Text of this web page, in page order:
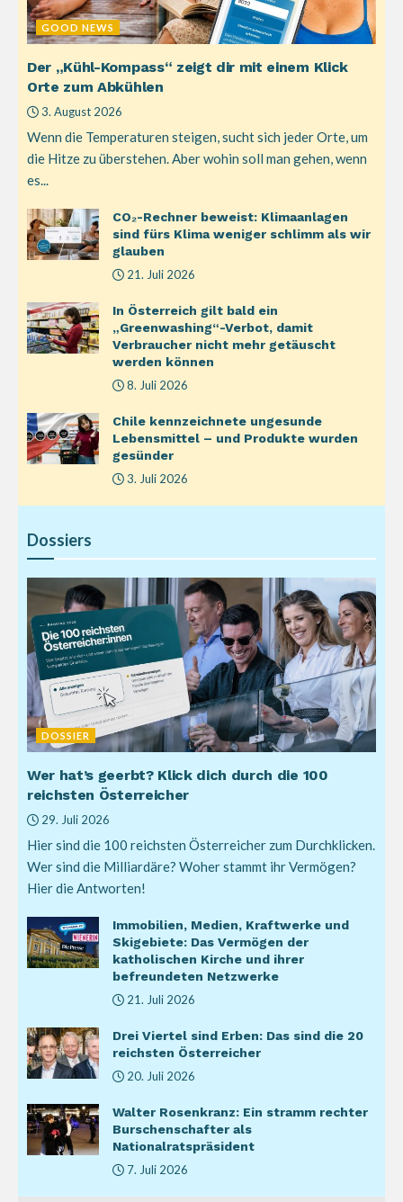
GOOD NEWS
Der „Kühl-Kompass“ zeigt dir mit einem Klick
Orte zum Abkühlen
3. August 2026
Wenn die Temperaturen steigen, sucht sich jeder Orte, um
die Hitze zu überstehen. Aber wohin soll man gehen, wenn
es...
CO₂-Rechner beweist: Klimaanlagen
sind fürs Klima weniger schlimm als wir
glauben
21. Juli 2026
In Österreich gilt bald ein
„Greenwashing“-Verbot, damit
Verbraucher nicht mehr getäuscht
werden können
8. Juli 2026
Chile kennzeichnete ungesunde
Lebensmittel – und Produkte wurden
gesünder
3. Juli 2026
Dossiers
DOSSIER
Wer hat’s geerbt? Klick dich durch die 100
reichsten Österreicher
29. Juli 2026
Hier sind die 100 reichsten Österreicher zum Durchklicken.
Wer sind die Milliardäre? Woher stammt ihr Vermögen?
Hier die Antworten!
Immobilien, Medien, Kraftwerke und
Skigebiete: Das Vermögen der
katholischen Kirche und ihrer
befreundeten Netzwerke
21. Juli 2026
Drei Viertel sind Erben: Das sind die 20
reichsten Österreicher
20. Juli 2026
Walter Rosenkranz: Ein stramm rechter
Burschenschafter als
Nationalratspräsident
7. Juli 2026